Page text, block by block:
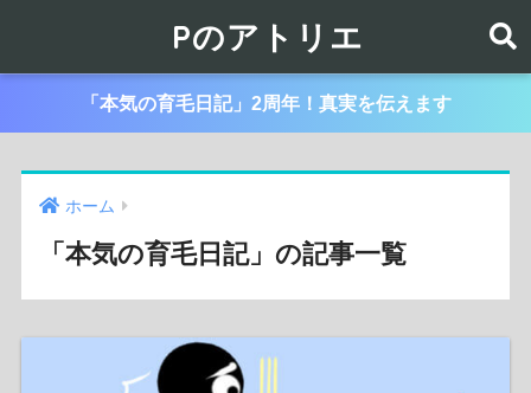
Pのアトリエ
「本気の育毛日記」2周年！真実を伝えます
ホーム
「本気の育毛日記」の記事一覧